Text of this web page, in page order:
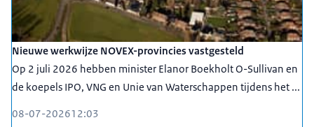
Nieuwe werkwijze NOVEX-provincies vastgesteld
Op 2 juli 2026 hebben minister Elanor Boekholt O-Sullivan en
de koepels IPO, VNG en Unie van Waterschappen tijdens het ...
08-07-202612:03